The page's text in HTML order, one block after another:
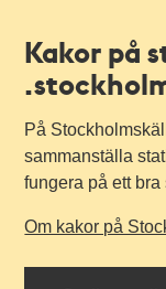
Kakor på
På
sammanställa
fungera på ett bra
Om kakor på